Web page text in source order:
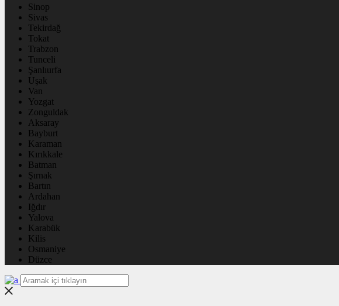
Sinop
Sivas
Tekirdağ
Tokat
Trabzon
Tunceli
Şanlıurfa
Uşak
Van
Yozgat
Zonguldak
Aksaray
Bayburt
Karaman
Kırıkkale
Batman
Şırnak
Bartın
Ardahan
Iğdır
Yalova
Karabük
Kilis
Osmaniye
Düzce